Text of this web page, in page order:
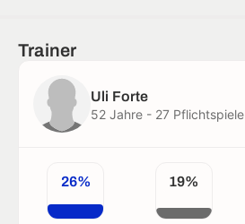
Trainer
Uli Forte
52 Jahre - 27 Pflichtspiele
26% 19%